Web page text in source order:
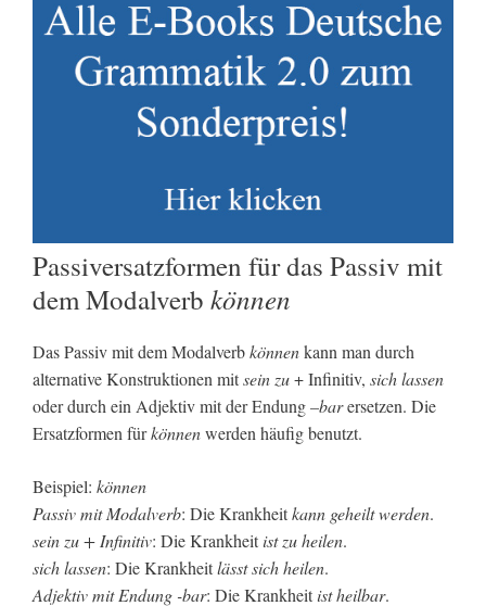
Passiversatzformen für das Passiv mit
dem Modalverb können
Das Passiv mit dem Modalverbkönnenkann man durch
alternative Konstruktionen mitsein zu+ Infinitiv, sich lassen
oder durch ein Adjektiv mit der Endung–barersetzen. Die
Ersatzformen fürkönnenwerden häufig benutzt.
Beispiel: können
Passiv mit Modalverb: Die Krankheitkann geheilt werden.
sein zu + Infinitiv: Die Krankheit ist zu heilen.
sich lassen: Die Krankheitlässt sich heilen.
Adjektiv mit Endung -bar: Die Krankheit ist heilbar.